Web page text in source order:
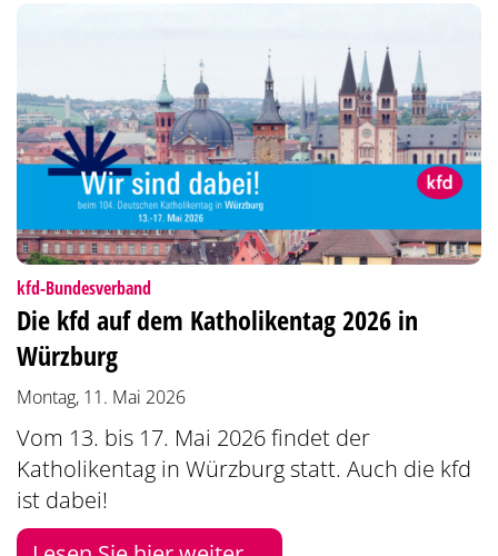
kfd-Bundesverband
Die kfd auf dem Katholikentag 2026 in
Würzburg
Montag, 11. Mai 2026
Vom 13. bis 17. Mai 2026 findet der
Katholikentag in Würzburg statt. Auch die kfd
ist dabei!